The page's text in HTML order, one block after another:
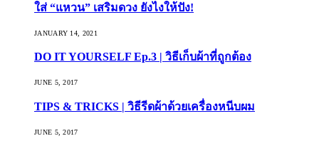
ใส่ “แหวน” เสริมดวง ยังไงให้ปัง!
JANUARY 14, 2021
DO IT YOURSELF Ep.3 | วิธีเก็บผ้าที่ถูกต้อง
JUNE 5, 2017
TIPS & TRICKS | วิธีรีดผ้าด้วยเครื่องหนีบผม
JUNE 5, 2017